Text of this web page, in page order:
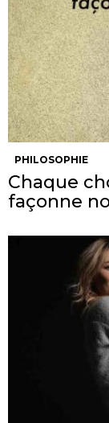
PHILOSOPHIE
Chaque
façonne